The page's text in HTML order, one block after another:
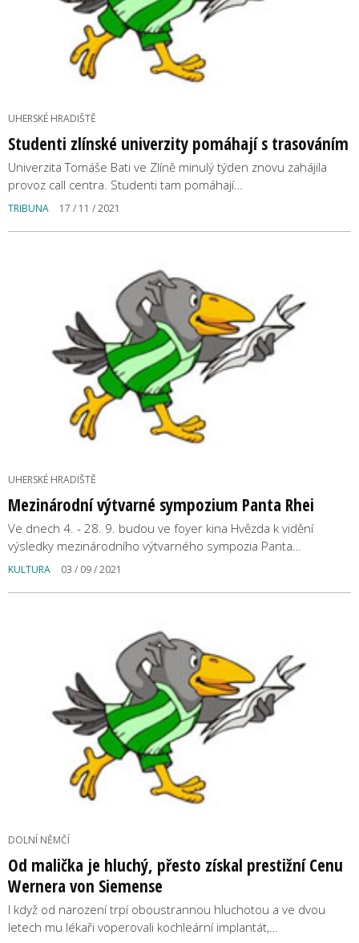
UHERSKÉ HRADIŠTĚ
Studenti zlínské univerzity pomáhají s trasováním
Univerzita Tomáše Bati ve Zlíně minulý týden znovu zahájila
provoz call centra. Studenti tam pomáhají…
TRIBUNA 17 / 11 / 2021
UHERSKÉ HRADIŠTĚ
Mezinárodní výtvarné sympozium Panta Rhei
Ve dnech 4. - 28. 9. budou ve foyer kina Hvězda k vidění
výsledky mezinárodního výtvarného sympozia Panta…
KULTURA 03 / 09 / 2021
DOLNÍ NĚMČÍ
Od malička je hluchý, přesto získal prestižní Cenu
Wernera von Siemense
I když od narození trpí oboustrannou hluchotou a ve dvou
letech mu lékaři voperovali kochleární implantát,…